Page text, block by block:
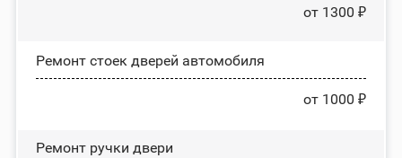
от 1300 ₽
Ремонт стоек дверей автомобиля
от 1000 ₽
Ремонт ручки двери